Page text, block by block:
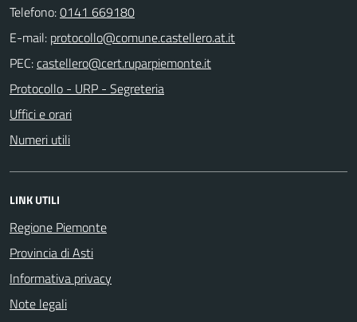
Telefono:0141 669180
E-mail:
PEC:
Protocollo - URP - Segreteria
Uffici e orari
Numeri utili
LINK UTILI
Regione Piemonte
Provincia di Asti
Informativa privacy
Note legali